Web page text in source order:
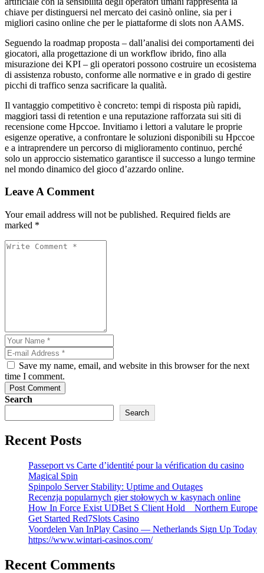
chiave per distinguersi nel mercato dei casinò online, sia per i
migliori casino online che per le piattaforme di slots non AAMS.
Seguendo la roadmap proposta – dall’analisi dei comportamenti dei
giocatori, alla progettazione di un workflow ibrido, fino alla
misurazione dei KPI – gli operatori possono costruire un ecosistema
di assistenza robusto, conforme alle normative e in grado di gestire
picchi di traffico senza sacrificare la qualità.
Il vantaggio competitivo è concreto: tempi di risposta più rapidi,
maggiori tassi di retention e una reputazione rafforzata sui siti di
recensione come Hpccoe. Invitiamo i lettori a valutare le proprie
esigenze operative, a confrontare le soluzioni disponibili su Hpccoe
e a intraprendere un percorso di miglioramento continuo, perché
solo un approccio sistematico garantisce il successo a lungo termine
nel mondo dinamico del gioco d’azzardo online.
Leave A Comment
Your email address will not be published. Required fields are
marked *
Save my name, email, and website in this browser for the next
time I comment.
Post Comment
Search
Search
Recent Posts
Passeport vs Carte d’identité pour la vérification du casino
Magical Spin
Spinpolo Server Stability: Uptime and Outages
Recenzja popularnych gier stołowych w kasynach online
How In Force Exist UDBet S Client Hold _ Northern Europe
Get Started Red7Slots Casino
Voordelen Van InPlay Casino — Netherlands Sign Up Today
https://www.wintari-casinos.com/
Recent Comments